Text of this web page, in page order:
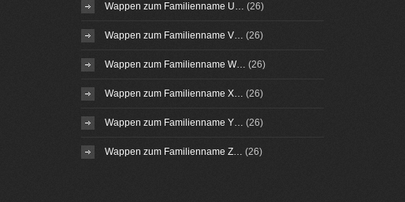
Wappen zum Familienname U… (26)
Wappen zum Familienname V… (26)
Wappen zum Familienname W… (26)
Wappen zum Familienname X… (26)
Wappen zum Familienname Y… (26)
Wappen zum Familienname Z… (26)